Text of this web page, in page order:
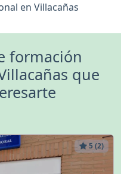
en Villacañas
formación
que
5 (2)